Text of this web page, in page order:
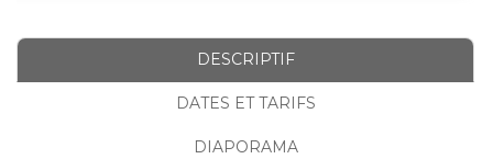
DESCRIPTIF
DATES ET TARIFS
DIAPORAMA